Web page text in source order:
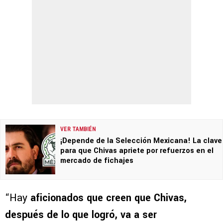
VER TAMBIÉN
¡Depende de la Selección Mexicana! La clave
para que Chivas apriete por refuerzos en el
mercado de fichajes
“Hay aficionados que creen que Chivas,
después de lo que logró, va a ser